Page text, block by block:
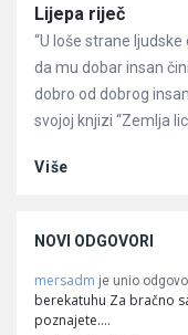
Članci
Lijepa riječ
“U loše strane
da mu dobar insan
dobro od dobrog
svojoj knjizi “Zemlja
Više
NOVI ODGOVORI
mersadm je unio
berekatuhu Za bračno
poznajete.…